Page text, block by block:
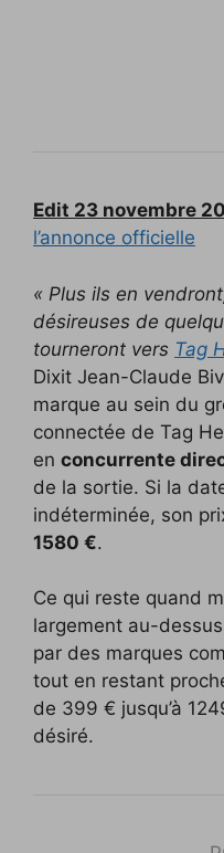
Edit 23 novembre
l’annonce officielle
« Plus ils en
désireuses de
tourneront vers Tag
Dixit Jean-Claude
marque au sein du
connectée de Tag
en concurrente
de la sortie. Si la
indéterminée, son
1580 €.
Ce qui reste quand
largement au-
par des marques
tout en restant
de 399 € jusqu’à
désiré.